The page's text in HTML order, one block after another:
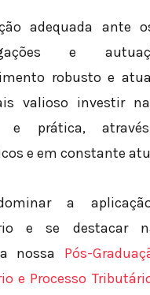
adequada ante
e
robusto e
valioso investir
e prática,
e em constante
a
e se destacar
nossa Pós-
e Processo